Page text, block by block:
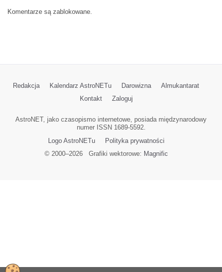
Komentarze są zablokowane.
Redakcja Kalendarz AstroNETu Darowizna
Almukantarat
Kontakt
Zaloguj
AstroNET, jako czasopismo internetowe, posiada międzynarodowy
numer ISSN 1689-5592.
Logo AstroNETu
Polityka prywatności
© 2000–2026Grafiki wektorowe: Magnific